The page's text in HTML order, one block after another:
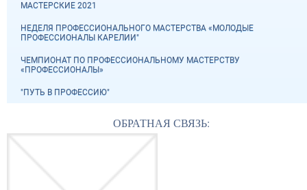
МАСТЕРСКИЕ 2021
НЕДЕЛЯ ПРОФЕССИОНАЛЬНОГО МАСТЕРСТВА «МОЛОДЫЕ
ПРОФЕССИОНАЛЫ КАРЕЛИИ"
ЧЕМПИОНАТ ПО ПРОФЕССИОНАЛЬНОМУ МАСТЕРСТВУ
«ПРОФЕССИОНАЛЫ»
"ПУТЬ В ПРОФЕССИЮ"
ОБРАТНАЯ СВЯЗЬ: